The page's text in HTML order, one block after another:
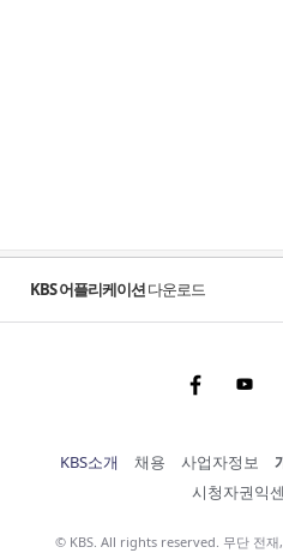
KBS 어플리케이션다운로드
Facebook
KBS소개 채용 사업자정보
시청자권익
© KBS. All rights reserved. 무단 전재